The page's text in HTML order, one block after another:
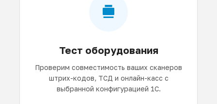
Тест оборудования
Проверим совместимость ваших сканеров
штрих-кодов, ТСД и онлайн-касс с
выбранной конфигурацией 1С.